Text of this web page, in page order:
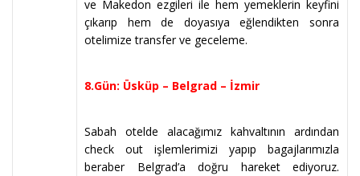
ve Makedon ezgileri ile hem yemeklerin keyfini
çıkarıp hem de doyasıya eğlendikten sonra
otelimize transfer ve geceleme.
8.Gün: Üsküp – Belgrad – İzmir
Sabah otelde alacağımız kahvaltının ardından
check out işlemlerimizi yapıp bagajlarımızla
beraber Belgrad’a doğru hareket ediyoruz.